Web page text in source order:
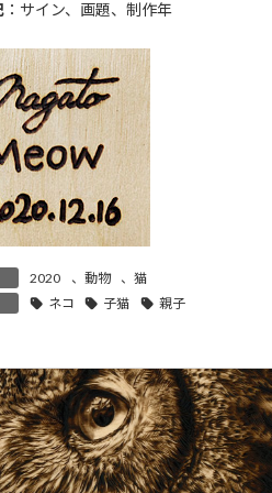
：サイン、画題、制作年
2020 、 動物 、猫
ネコ 子猫 親子